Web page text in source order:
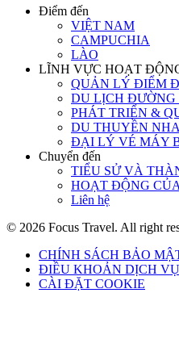
Điểm đến
VIỆT NAM
CAMPUCHIA
LÀO
LĨNH VỰC HOẠT
QUẢN LÝ ĐIỂM
DU LỊCH ĐƯỜNG
PHÁT TRIỂN &
DU THUYỀN
ĐẠI LÝ VÉ MÁY
Chuyển đến
TIỂU SỬ VÀ
HOẠT ĐỘNG
Liên hệ
© 2026 Focus Travel. All right
CHÍNH SÁCH BẢO
ĐIỀU KHOẢN DỊCH VỤ
CÀI ĐẶT COOKIE